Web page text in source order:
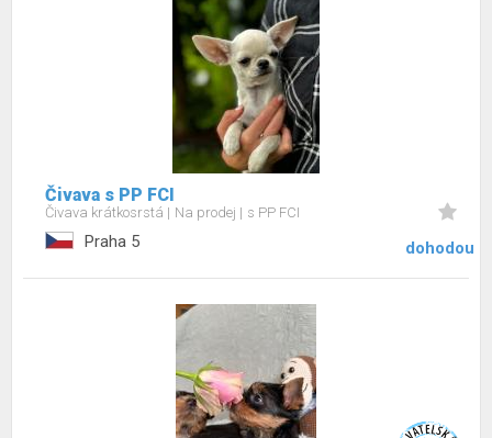
Čivava s PP FCI
Čivava krátkosrstá Na prodej s PP FCI
Praha 5 dohodou